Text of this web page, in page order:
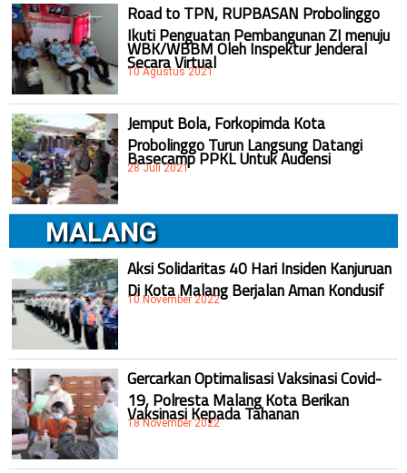
Road to TPN, RUPBASAN Probolinggo
Ikuti Penguatan Pembangunan ZI menuju
WBK/WBBM Oleh Inspektur Jenderal
Secara Virtual
10 Agustus 2021
Jemput Bola, Forkopimda Kota
Probolinggo Turun Langsung Datangi
Basecamp PPKL Untuk Audensi
28 Juli 2021
MALANG
Aksi Solidaritas 40 Hari Insiden Kanjuruan
Di Kota Malang Berjalan Aman Kondusif
10 November 2022
Gercarkan Optimalisasi Vaksinasi Covid-
19, Polresta Malang Kota Berikan
Vaksinasi Kepada Tahanan
18 November 2022